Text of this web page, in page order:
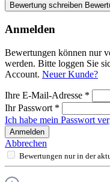
Bewertung schreiben
Anmelden
Bewertungen können nur
werden. Bitte loggen Sie
Account. Neuer Kunde?
Ihre E-Mail-Adresse *
Ihr Passwort *
Ich habe mein Passwort
Anmelden
Abbrechen
Bewertungen nur in der